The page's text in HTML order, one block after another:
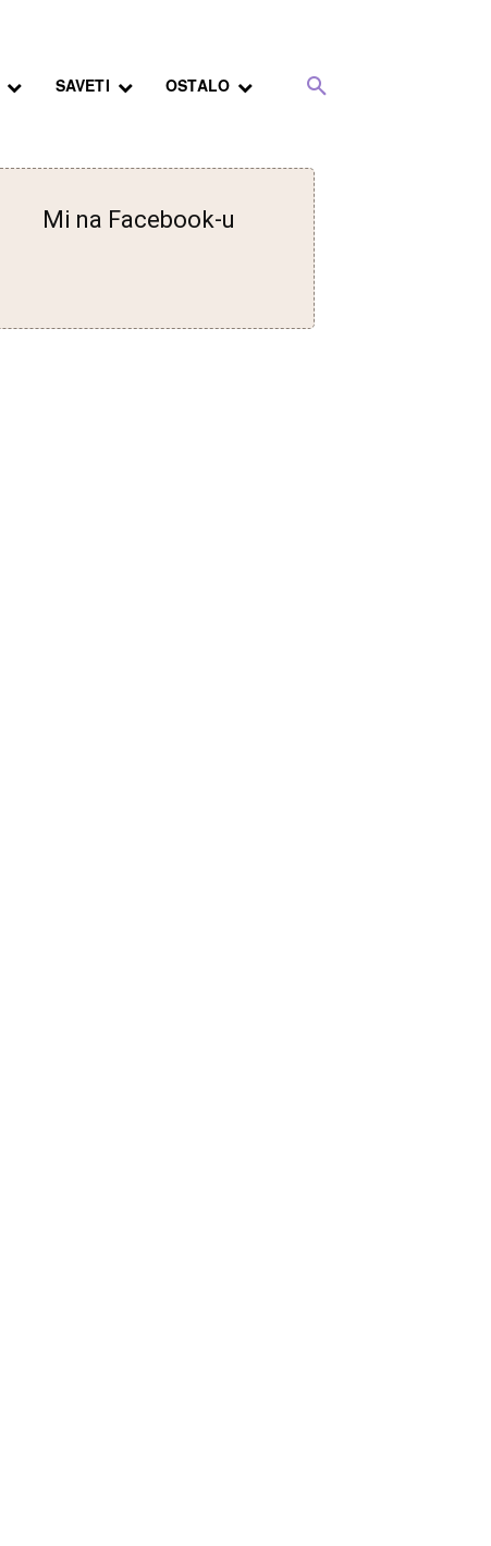
SAVETI OSTALO
Mi na Facebook-u